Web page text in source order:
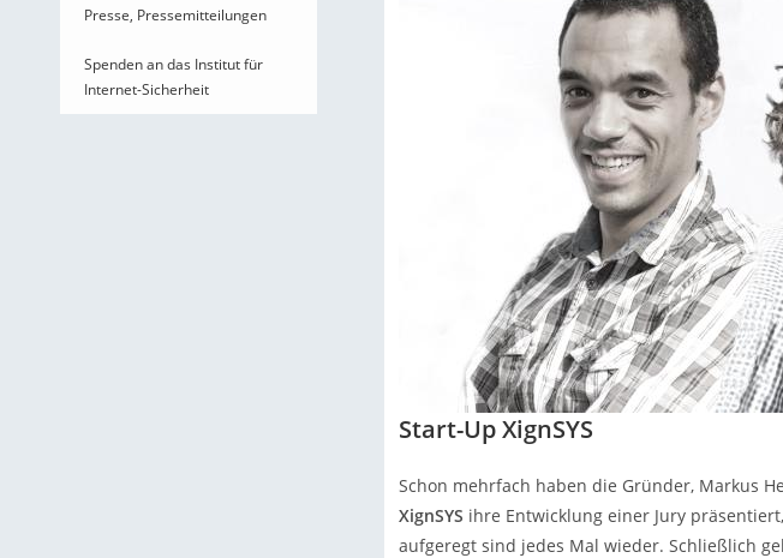
Presse, Pressemitteilungen
Spenden an das Institut für
Internet-Sicherheit
Start-Up XignSYS
Schon mehrfach haben die Gründer, Markus
XignSYS ihre Entwicklung einer Jury
aufgeregt sind jedes Mal wieder. Schließlich